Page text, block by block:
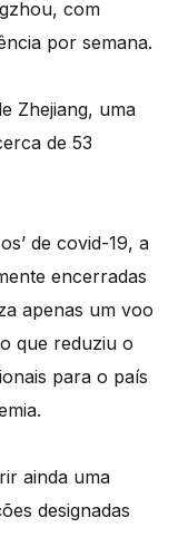
com
por semana.
Zhejiang, uma
de 53
de covid-19, a
encerradas
apenas um voo
que reduziu o
para o país
ainda uma
designadas